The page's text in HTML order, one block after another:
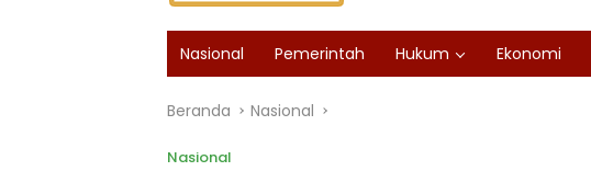
Nasional Pemerintah Hukum Ekonomi
Beranda Nasional
Nasional